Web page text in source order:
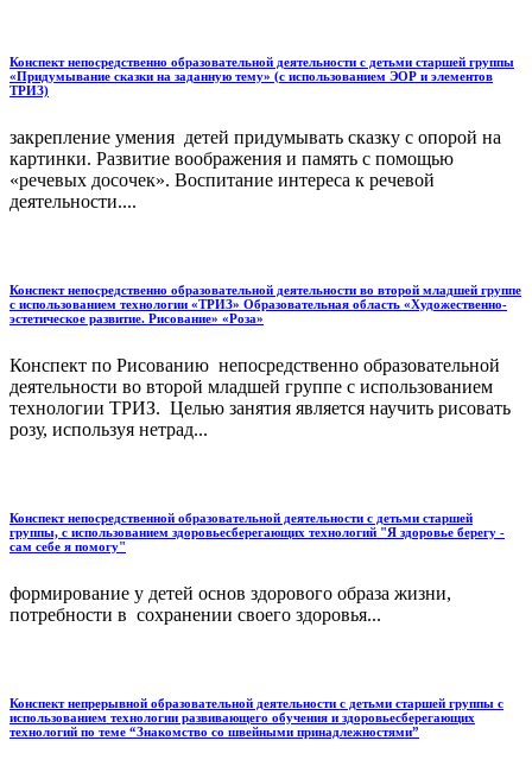
Конспект непосредственно образовательной деятельности с детьми старшей группы
«Придумывание сказки на заданную тему» (с использованием ЭОР и элементов
ТРИЗ)
закрепление умения детей придумывать сказку с опорой на
картинки. Развитие воображения и память с помощью
«речевых досочек». Воспитание интереса к речевой
деятельности....
Конспект непосредственно образовательной деятельности во второй младшей группе
с использованием технологии «ТРИЗ» Образовательная область «Художественно-
эстетическое развитие. Рисование» «Роза»
Конспект по Рисованию непосредственно образовательной
деятельности во второй младшей группе с использованием
технологии ТРИЗ. Целью занятия является научить рисовать
розу, используя нетрад...
Конспект непосредственной образовательной деятельности с детьми старшей
группы, с использованием здоровьесберегающих технологий "Я здоровье берегу -
сам себе я помогу"
формирование у детей основ здорового образа жизни,
потребности в сохранении своего здоровья...
Конспект непрерывной образовательной деятельности с детьми старшей группы с
использованием технологии развивающего обучения и здоровьесберегающих
технологий по теме “Знакомство со швейными принадлежностями”